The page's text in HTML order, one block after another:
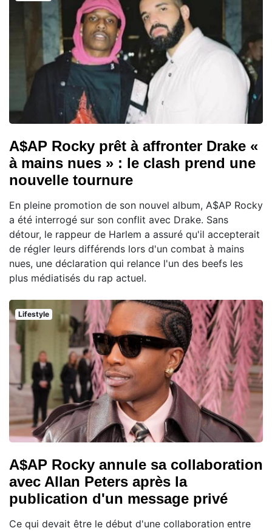
A$AP Rocky prêt à affronter Drake «
à mains nues » : le clash prend une
nouvelle tournure
En pleine promotion de son nouvel album, A$AP Rocky
a été interrogé sur son conflit avec Drake. Sans
détour, le rappeur de Harlem a assuré qu'il accepterait
de régler leurs différends lors d'un combat à mains
nues, une déclaration qui relance l'un des beefs les
plus médiatisés du rap actuel.
Lifestyle
A$AP Rocky annule sa collaboration
avec Allan Peters après la
publication d'un message privé
Ce qui devait être le début d'une collaboration entre